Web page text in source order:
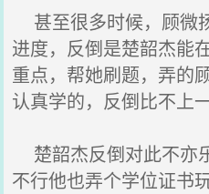
甚至很多时候，顾微
进度，反倒是楚韶杰能
重点，帮她刷题，弄的
认真学的，反倒比不上
楚韶杰反倒对此不亦
不行他也弄个学位证书玩